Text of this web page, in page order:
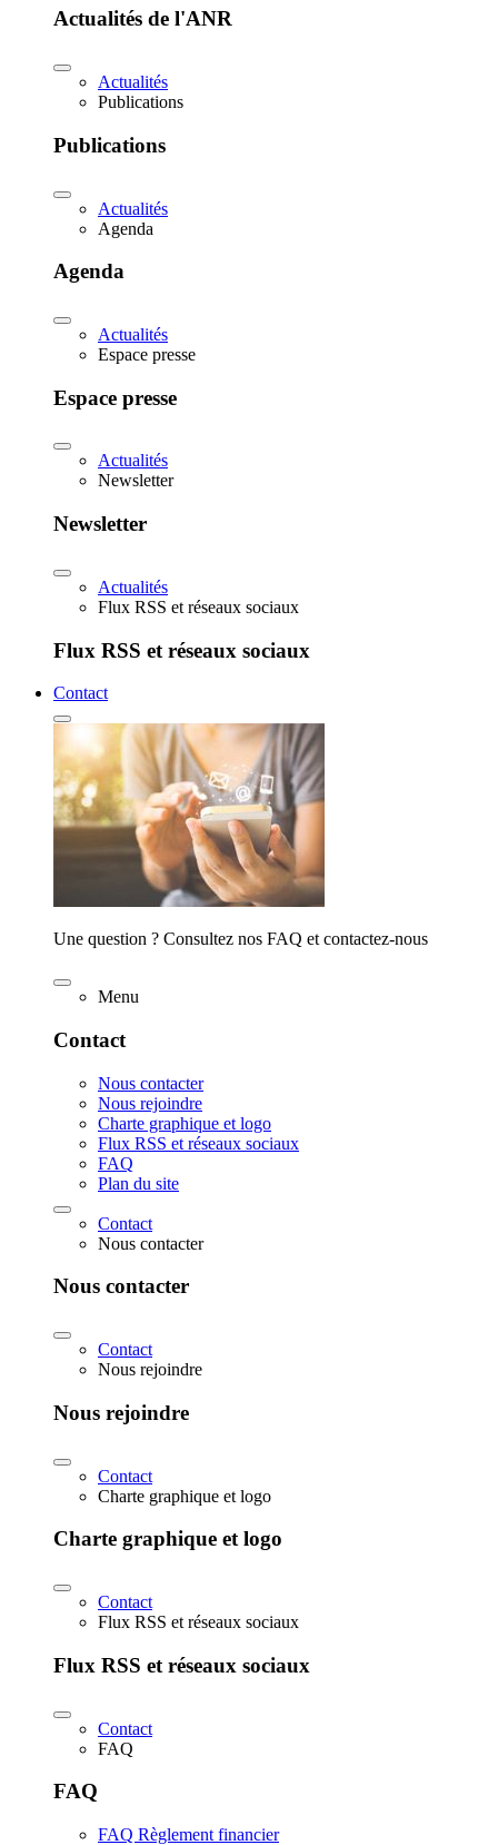
Actualités de l'ANR
Actualités
Publications
Publications
Actualités
Agenda
Agenda
Actualités
Espace presse
Espace presse
Actualités
Newsletter
Newsletter
Actualités
Flux RSS et réseaux sociaux
Flux RSS et réseaux sociaux
Contact
Une question ? Consultez nos FAQ et contactez-nous
Menu
Contact
Nous contacter
Nous rejoindre
Charte graphique et logo
Flux RSS et réseaux sociaux
FAQ
Plan du site
Contact
Nous contacter
Nous contacter
Contact
Nous rejoindre
Nous rejoindre
Contact
Charte graphique et logo
Charte graphique et logo
Contact
Flux RSS et réseaux sociaux
Flux RSS et réseaux sociaux
Contact
FAQ
FAQ
FAQ Règlement financier